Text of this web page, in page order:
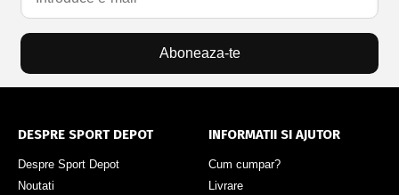
Aboneaza-te
DESPRE SPORT DEPOT
Despre Sport Depot
Noutati
INFORMATII SI AJUTOR
Cum cumpar?
Livrare